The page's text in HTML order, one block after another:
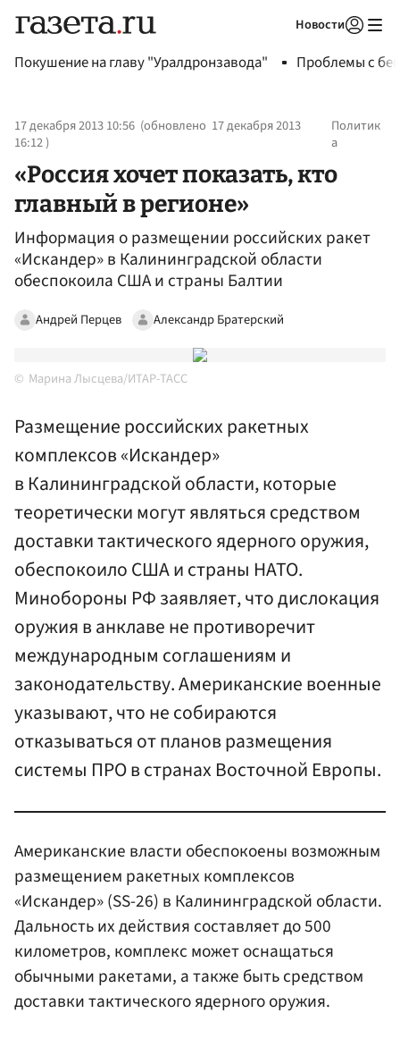
Новости
Покушение на главу "Уралдронзавода" Проблемы с
17 декабря 2013 10:56 (обновлено 17 декабря 2013
16:12)
Политик
а
«Россия хочет показать, кто
главный в регионе»
Информация о размещении российских ракет
«Искандер» в Калининградской области
обеспокоила США и страны Балтии
Андрей Перцев Александр Братерский
Марина Лысцева/ИТАР-ТАСС
Размещение российских ракетных
комплексов «Искандер»
в Калининградской области, которые
теоретически могут являться средством
доставки тактического ядерного оружия,
обеспокоило США и страны НАТО.
Минобороны РФ заявляет, что дислокация
оружия в анклаве не противоречит
международным соглашениям и
законодательству. Американские военные
указывают, что не собираются
отказываться от планов размещения
системы ПРО в странах Восточной Европы.
Американские власти обеспокоены возможным
размещением ракетных комплексов
«Искандер» (SS-26) в Калининградской области.
Дальность их действия составляет до 500
километров, комплекс может оснащаться
обычными ракетами, а также быть средством
доставки тактического ядерного оружия.